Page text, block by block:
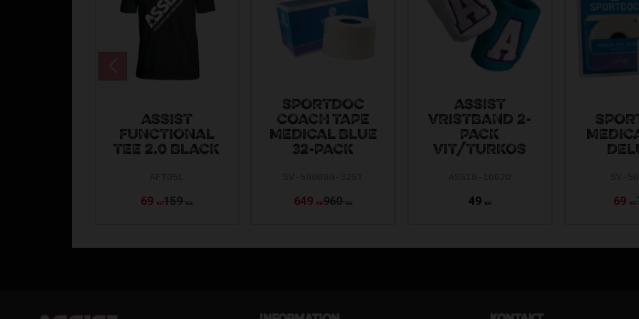
ASSIST
FUNCTIONAL
TEE 2.0 BLACK
69 KR159 KR
SPORTDOC
COACH TAPE
MEDICAL BLUE
32-PACK
649 KR960 KR
ASSIST
VRISTBAND 2-
PACK
VIT/TURKOS
49 KR 69 KR